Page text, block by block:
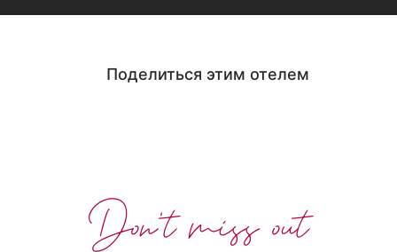
Поделиться этим отелем
Don't miss out